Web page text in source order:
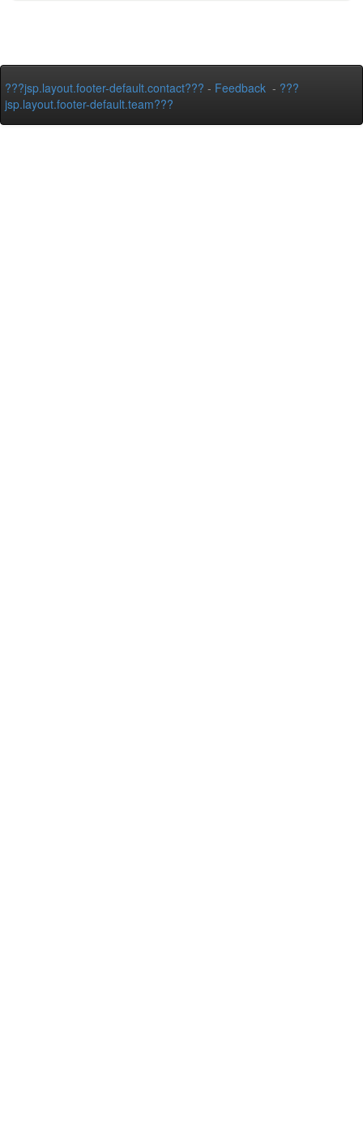
???jsp.layout.footer-default.contact??? - Feedback - ???
jsp.layout.footer-default.team???